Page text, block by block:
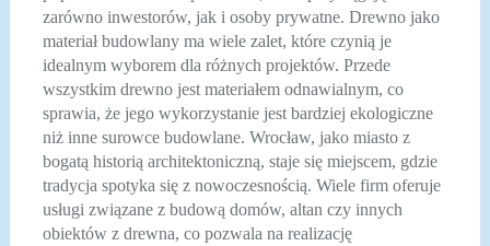
zarówno inwestorów, jak i osoby prywatne. Drewno jako
materiał budowlany ma wiele zalet, które czynią je
idealnym wyborem dla różnych projektów. Przede
wszystkim drewno jest materiałem odnawialnym, co
sprawia, że jego wykorzystanie jest bardziej ekologiczne
niż inne surowce budowlane. Wrocław, jako miasto z
bogatą historią architektoniczną, staje się miejscem, gdzie
tradycja spotyka się z nowoczesnością. Wiele firm oferuje
usługi związane z budową domów, altan czy innych
obiektów z drewna, co pozwala na realizację